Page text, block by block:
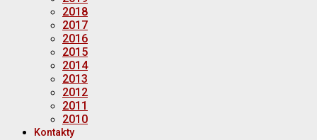
2018
2017
2016
2015
2014
2013
2012
2011
2010
Kontakty